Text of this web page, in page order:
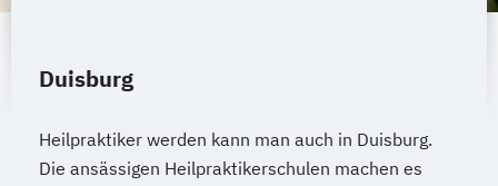
Duisburg
Heilpraktiker werden kann man auch in Duisburg.
Die ansässigen Heilpraktikerschulen machen es